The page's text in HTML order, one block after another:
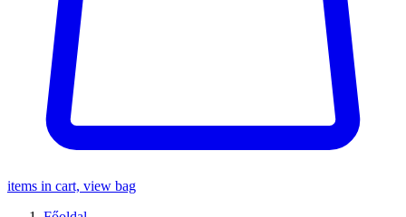
items in cart, view bag